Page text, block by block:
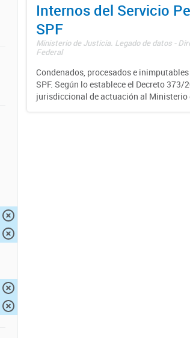
Internos del Servicio
SPF
Ministerio de Justicia. Legado de datos -
Federal
Condenados, procesados e
SPF. Según lo establece el Decreto
jurisdiccional de actuación al Ministerio